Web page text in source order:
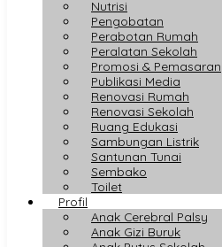
Nutrisi
Pengobatan
Perabotan Rumah
Peralatan Sekolah
Promosi & Pemasaran
Publikasi Media
Renovasi Rumah
Renovasi Sekolah
Ruang Edukasi
Sambungan Listrik
Santunan Tunai
Sembako
Toilet
Profil
Anak Cerebral Palsy
Anak Gizi Buruk